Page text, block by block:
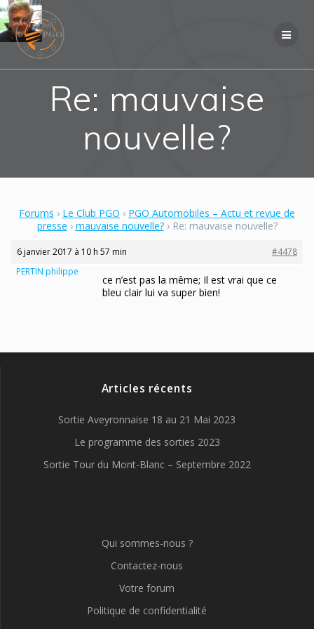
Re: mauvaise
nouvelle?
Forums › Le Club PGO › PGO Automobiles – Actu et revue de
presse › mauvaise nouvelle? › Re: mauvaise nouvelle?
6 janvier 2017 à 10 h 57 min
#4478
PERTIN philippe
ce n’est pas la même; Il est vrai que ce
bleu clair lui va super bien!
Articles récents
Sortie Aveyronnaise 18 au 21 Mai 2023
Le programme des sorties 2023
Sortie Tour du Mont-Blanc – Septembre 2022
Qui sommes-nous ?
Contactez-nous
Votre forum
Politique de confidentialité